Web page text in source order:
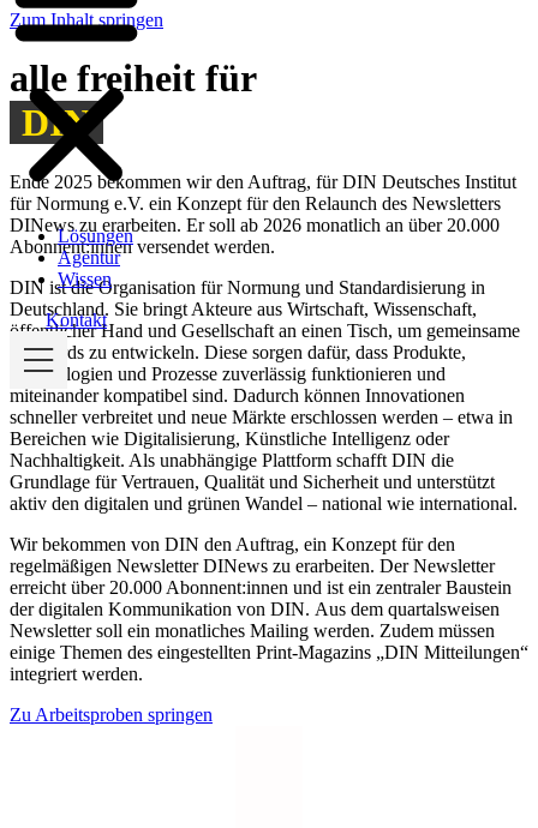
Zum Inhalt springen
Lösungen
Agentur
Wissen
Kontakt
alle freiheit für
DIN
Ende 2025 bekommen wir den Auftrag, für DIN Deutsches Institut
für Normung e.V. ein Konzept für den Relaunch des Newsletters
DINews zu erarbeiten. Er soll ab 2026 monatlich an über 20.000
Abonnent:innen versendet werden.
DIN ist die Organisation für Normung und Standardisierung in
Deutschland. Sie bringt Akteure aus Wirtschaft, Wissenschaft,
öffentlicher Hand und Gesellschaft an einen Tisch, um gemeinsame
Standards zu entwickeln. Diese sorgen dafür, dass Produkte,
Technologien und Prozesse zuverlässig funktionieren und
miteinander kompatibel sind. Dadurch können Innovationen
schneller verbreitet und neue Märkte erschlossen werden – etwa in
Bereichen wie Digitalisierung, Künstliche Intelligenz oder
Nachhaltigkeit. Als unabhängige Plattform schafft DIN die
Grundlage für Vertrauen, Qualität und Sicherheit und unterstützt
aktiv den digitalen und grünen Wandel – national wie international.
Wir bekommen von DIN den Auftrag, ein Konzept für den
regelmäßigen Newsletter DINews zu erarbeiten. Der Newsletter
erreicht über 20.000 Abonnent:innen und ist ein zentraler Baustein
der digitalen Kommunikation von DIN. Aus dem quartalsweisen
Newsletter soll ein monatliches Mailing werden. Zudem müssen
einige Themen des eingestellten Print-Magazins „DIN Mitteilungen“
integriert werden.
Zu Arbeitsproben springen